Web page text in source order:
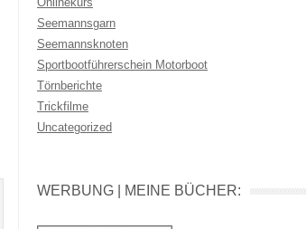
Seemannsgarn
Seemannsknoten
Sportbootführerschein Motorboot
Törnberichte
Trickfilme
Uncategorized
WERBUNG | MEINE BÜCHER: